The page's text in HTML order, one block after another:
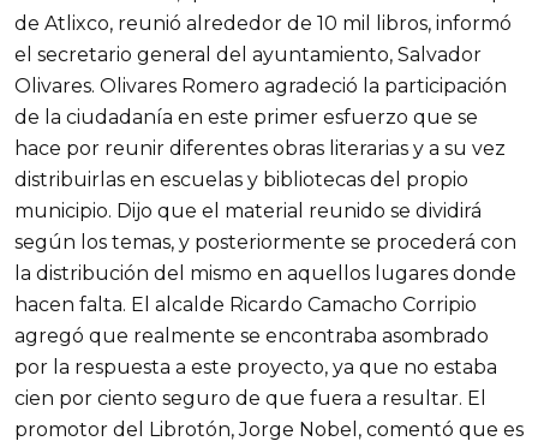
de Atlixco, reunió alrededor de 10 mil libros, informó
el secretario general del ayuntamiento, Salvador
Olivares. Olivares Romero agradeció la participación
de la ciudadanía en este primer esfuerzo que se
hace por reunir diferentes obras literarias y a su vez
distribuirlas en escuelas y bibliotecas del propio
municipio. Dijo que el material reunido se dividirá
según los temas, y posteriormente se procederá con
la distribución del mismo en aquellos lugares donde
hacen falta. El alcalde Ricardo Camacho Corripio
agregó que realmente se encontraba asombrado
por la respuesta a este proyecto, ya que no estaba
cien por ciento seguro de que fuera a resultar. El
promotor del Librotón, Jorge Nobel, comentó que es